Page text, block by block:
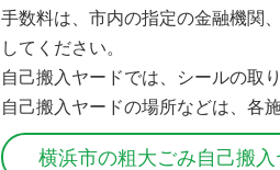
手数料は、市内の指定の金融機関
してください。
自己搬入ヤードでは、シールの取
自己搬入ヤードの場所などは、各
横浜市の粗大ごみ自己搬